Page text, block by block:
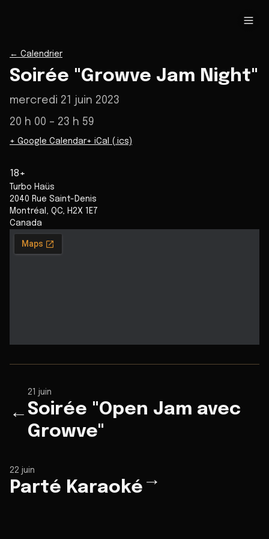
← Calendrier
Soirée "Growve Jam Night"
mercredi 21 juin 2023
20 h 00 – 23 h 59
+ Google Calendar+ iCal (.ics)
18+
Turbo Haüs
2040 Rue Saint-Denis
Montréal , QC, H2X 1E7
Canada
←
21 juin
Soirée "Open Jam avec
Growve"
22 juin
Parté Karaoké →